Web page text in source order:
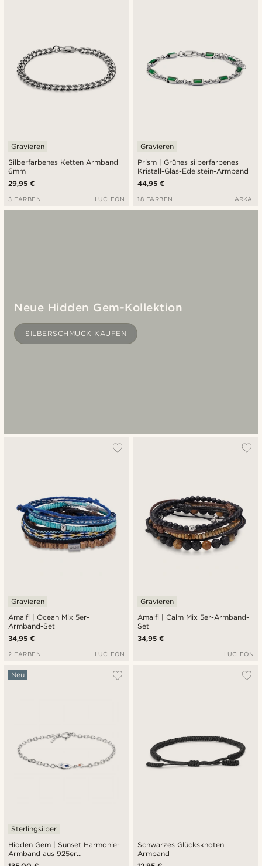
Silberfarbenes Ketten Armband
6mm
Gravieren
29,95 €
3 FARBEN LUCLEON
Prism | Grünes silberfarbenes
Kristall-Glas-Edelstein-Armband
Gravieren
44,95 €
18 FARBEN ARKAI
Amalfi | Ocean Mix 5er-
Armband-Set
Gravieren
34,95 €
2 FARBEN LUCLEON
Amalfi | Calm Mix 5er-Armband-
Set
Gravieren
34,95 €
LUCLEON
Hidden Gem | Sunset Harmonie-
Armband aus 925er
Sterlingsilber
Neu
Sterlingsilber
Schwarzes Glücksknoten
Armband
Neue Hidden Gem-Kollektion
SILBERSCHMUCK KAUFEN